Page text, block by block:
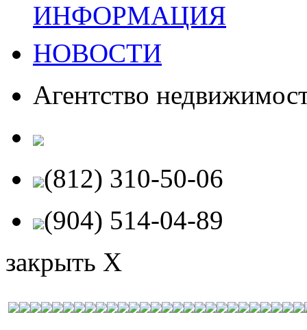
ИНФОРМАЦИЯ
НОВОСТИ
Агентство
(812) 310-50-06
(904) 514-04-89
закрыть X